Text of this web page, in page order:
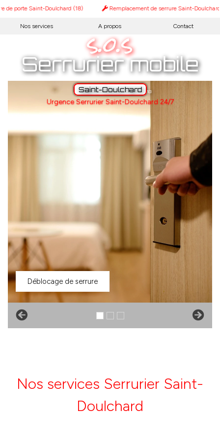
de porte Saint-Doulchard (18) Remplacement de serrure Saint-Doulchard
Nos services A propos Contact
s.o.s
Serrurier mobile
Saint-Doulchard 18
Urgence Serrurier Saint-Doulchard 24/7
Déblocage de serrure
Nos services Serrurier Saint-
Doulchard